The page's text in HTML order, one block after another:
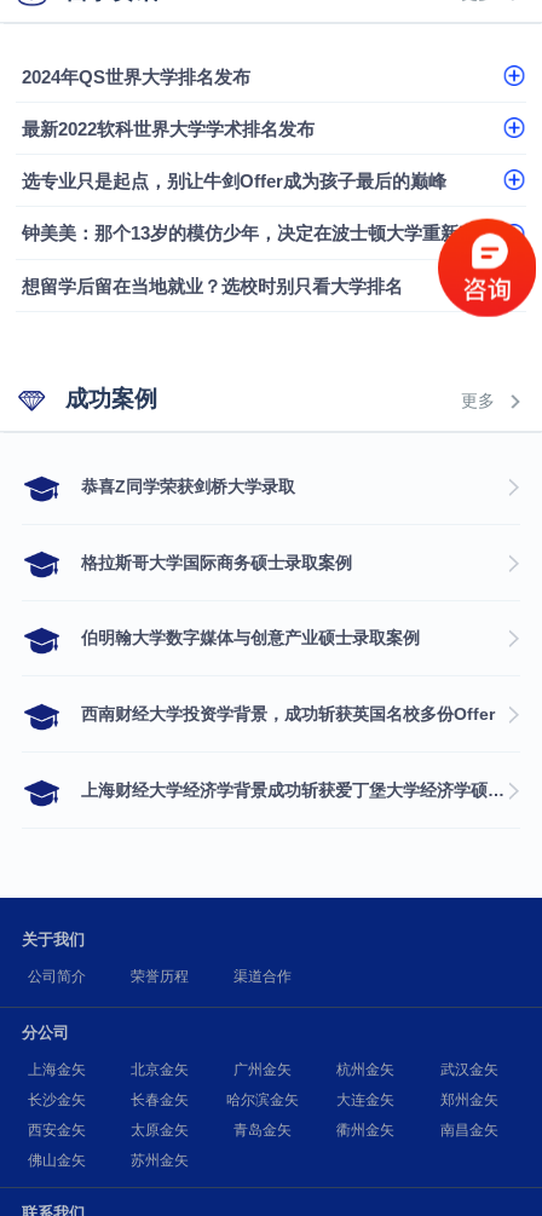
香港浸会大学伦理与公共事务硕士录取
2024年QS世界大学排名发布
最新2022软科世界大学学术排名发布
选专业只是起点，别让牛剑Offer成为孩子最后的巅峰
钟美美：那个13岁的模仿少年，决定在波士顿大学重新定义自己
想留学后留在当地就业？选校时别只看大学排名
成功案例 更多
​恭喜Z同学荣获剑桥大学录取
格拉斯哥大学国际商务硕士录取案例
伯明翰大学数字媒体与创意产业硕士录取案例
西南财经大学投资学背景，成功斩获英国名校多份Offer
上海财经大学经济学背景成功斩获爱丁堡大学经济学硕士录取
关于我们
公司简介 荣誉历程 渠道合作
分公司
上海金矢 北京金矢 广州金矢 杭州金矢
武汉金矢
长沙金矢
长春金矢 哈尔滨金矢 大连金矢
郑州金矢
西安金矢
太原金矢 青岛金矢 衢州金矢
南昌金矢
佛山金矢
苏州金矢